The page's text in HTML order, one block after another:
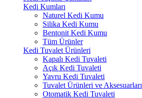
Kedi Kumları
Naturel Kedi Kumu
Silika Kedi Kumu
Bentonit Kedi Kumu
Tüm Ürünler
Kedi Tuvalet Ürünleri
Kapalı Kedi Tuvaleti
Açık Kedi Tuvaleti
Yavru Kedi Tuvaleti
Tuvalet Ürünleri ve Aksesuarları
Otomatik Kedi Tuvaleti